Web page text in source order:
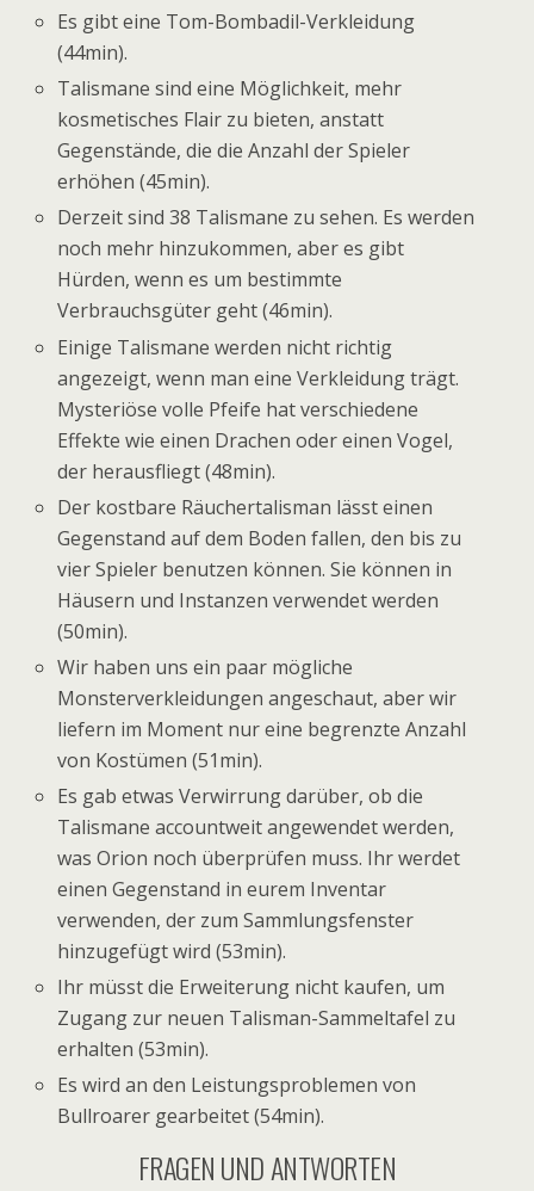
Es gibt eine Tom-Bombadil-Verkleidung
(44min).
Talismane sind eine Möglichkeit, mehr
kosmetisches Flair zu bieten, anstatt
Gegenstände, die die Anzahl der Spieler
erhöhen (45min).
Derzeit sind 38 Talismane zu sehen. Es werden
noch mehr hinzukommen, aber es gibt
Hürden, wenn es um bestimmte
Verbrauchsgüter geht (46min).
Einige Talismane werden nicht richtig
angezeigt, wenn man eine Verkleidung trägt.
Mysteriöse volle Pfeife hat verschiedene
Effekte wie einen Drachen oder einen Vogel,
der herausfliegt (48min).
Der kostbare Räuchertalisman lässt einen
Gegenstand auf dem Boden fallen, den bis zu
vier Spieler benutzen können. Sie können in
Häusern und Instanzen verwendet werden
(50min).
Wir haben uns ein paar mögliche
Monsterverkleidungen angeschaut, aber wir
liefern im Moment nur eine begrenzte Anzahl
von Kostümen (51min).
Es gab etwas Verwirrung darüber, ob die
Talismane accountweit angewendet werden,
was Orion noch überprüfen muss. Ihr werdet
einen Gegenstand in eurem Inventar
verwenden, der zum Sammlungsfenster
hinzugefügt wird (53min).
Ihr müsst die Erweiterung nicht kaufen, um
Zugang zur neuen Talisman-Sammeltafel zu
erhalten (53min).
Es wird an den Leistungsproblemen von
Bullroarer gearbeitet (54min).
FRAGEN UND ANTWORTEN